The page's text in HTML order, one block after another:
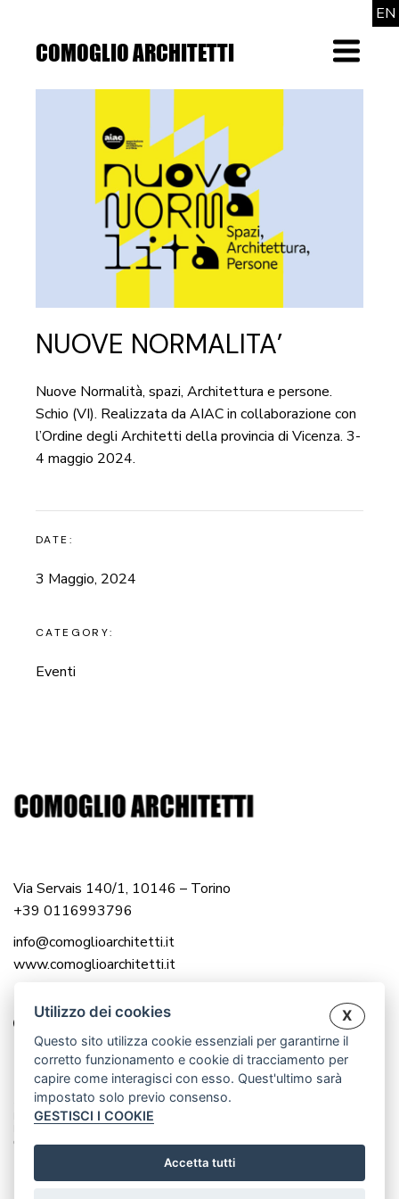
EN
contentCOMOGLIO ARCHITETTI Menu
NUOVE NORMALITA’
Nuove Normalità, spazi, Architettura e persone.
Schio (VI). Realizzata da AIAC in collaborazione con
l’Ordine degli Architetti della provincia di Vicenza. 3-
4 maggio 2024.
DATE:
3 Maggio, 2024
CATEGORY:
Eventi
Via Servais 140/1, 10146 – Torino
+39 0116993796
info@comoglioarchitetti.it
www.comoglioarchitetti.it
© 2025 COMOGLIO ARCHITETTI |
P.IVA 12976560016
P.IVA 12983000014
CREATED BY WWW.CRISANDCRIS.NET
Utilizzo dei cookies X
Questo sito utilizza cookie essenziali per garantirne il
corretto funzionamento e cookie di tracciamento per
capire come interagisci con esso. Quest'ultimo sarà
impostato solo previo consenso.
GESTISCI I COOKIE
Accetta tutti